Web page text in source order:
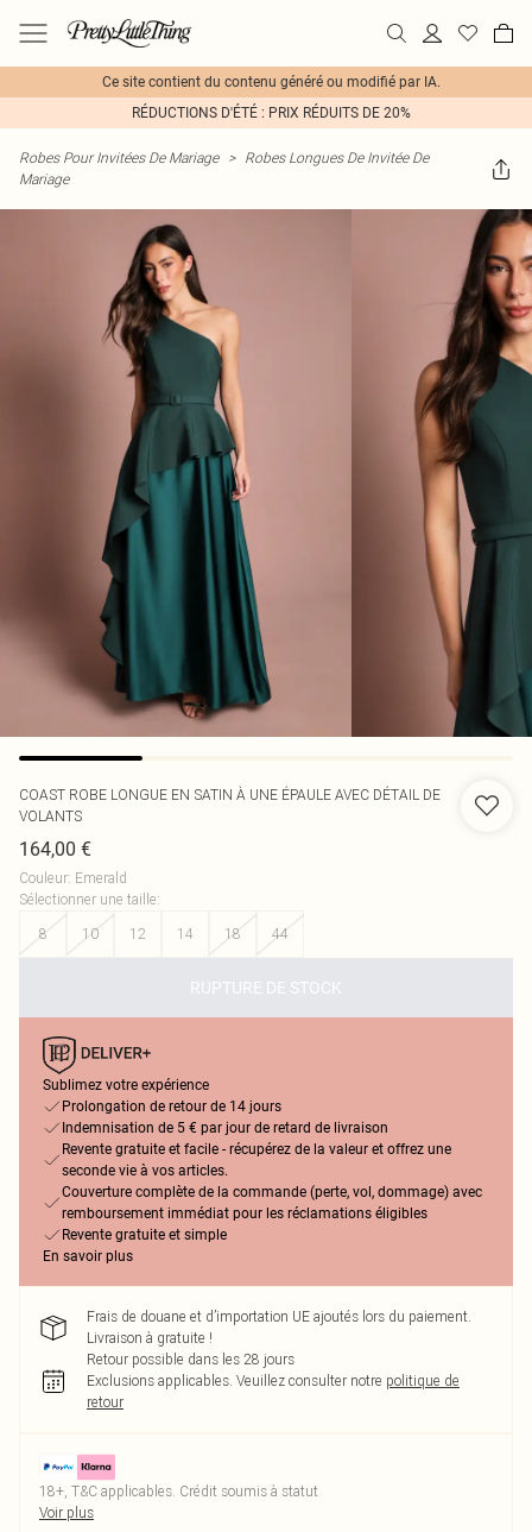
Ce site contient du contenu généré ou modifié par IA.
RÉDUCTIONS D'ÉTÉ : PRIX RÉDUITS DE 20%
Robes Pour Invitées De Mariage > Robes Longues De Invitée De
Mariage
COAST ROBE LONGUE EN SATIN À UNE ÉPAULE AVEC DÉTAIL DE
VOLANTS
164,00 €
Couleur: Emerald
Sélectionner une taille:
8
10 12 14 18 44
RUPTURE DE STOCK
Sublimez votre expérience
Prolongation de retour de 14 jours
Indemnisation de 5 € par jour de retard de livraison
Revente gratuite et facile - récupérez de la valeur et offrez une
seconde vie à vos articles.
Couverture complète de la commande (perte, vol, dommage) avec
remboursement immédiat pour les réclamations éligibles
Revente gratuite et simple
En savoir plus
Frais de douane et d’importation UE ajoutés lors du paiement.
Livraison à gratuite !
Retour possible dans les 28 jours
Exclusions applicables. Veuillez consulter notre politique de
retour
18+, T&C applicables. Crédit soumis à statut
Voir plus